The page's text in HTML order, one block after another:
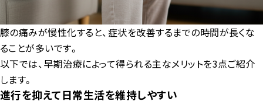
膝の痛みが慢性化すると、症状を改善するまでの時間が長くな
ることが多いです。
以下では、早期治療によって得られる主なメリットを3点ご紹介
します。
進行を抑えて日常生活を維持しやすい